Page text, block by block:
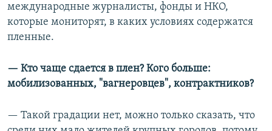
международные журналисты, фонды и НКО,
которые мониторят, в каких условиях содержатся
пленные.
— Кто чаще сдается в плен? Кого больше:
мобилизованных, "вагнеровцев", контрактников?
— Такой градации нет, можно только сказать, что